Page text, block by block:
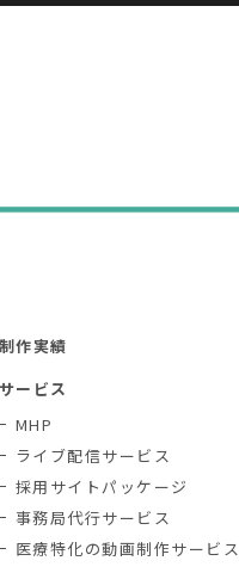
制作実績
サービス
MHP
ライブ配信サービス
採用サイトパッケージ
事務局代行サービス
医療特化の動画制作サービス